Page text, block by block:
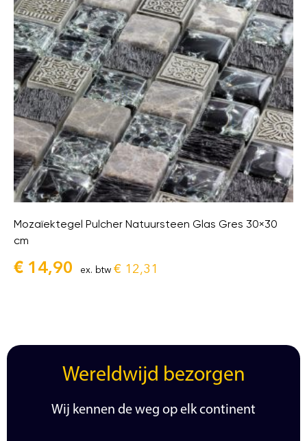
Mozaïektegel Pulcher Natuursteen Glas Gres 30×30
cm
€ 14,90 ex. btw € 12,31
Wereldwijd bezorgen
Wij kennen de weg op elk continent